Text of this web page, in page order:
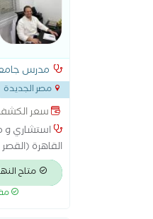
مدرس
مصر الجديدة
سعر
استشاري و
القاهرة
العسكرية
الجمعية
الدموية
متاح